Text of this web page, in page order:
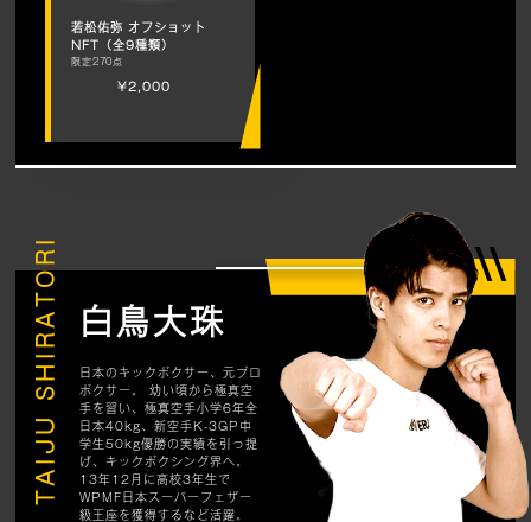
若松佑弥 オフショット
NFT（全9種類）
限定270点
¥2,000
TAIJU SHIRATORI 白鳥大珠
日本のキックボクサー、元プロ
ボクサー。 幼い頃から極真空
手を習い、極真空手小学6年全
日本40kg、新空手K-3GP中
学生50kg優勝の実績を引っ提
げ、キックボクシング界へ。
13年12月に高校3年生で
WPMF日本スーパーフェザー
級王座を獲得するなど活躍。